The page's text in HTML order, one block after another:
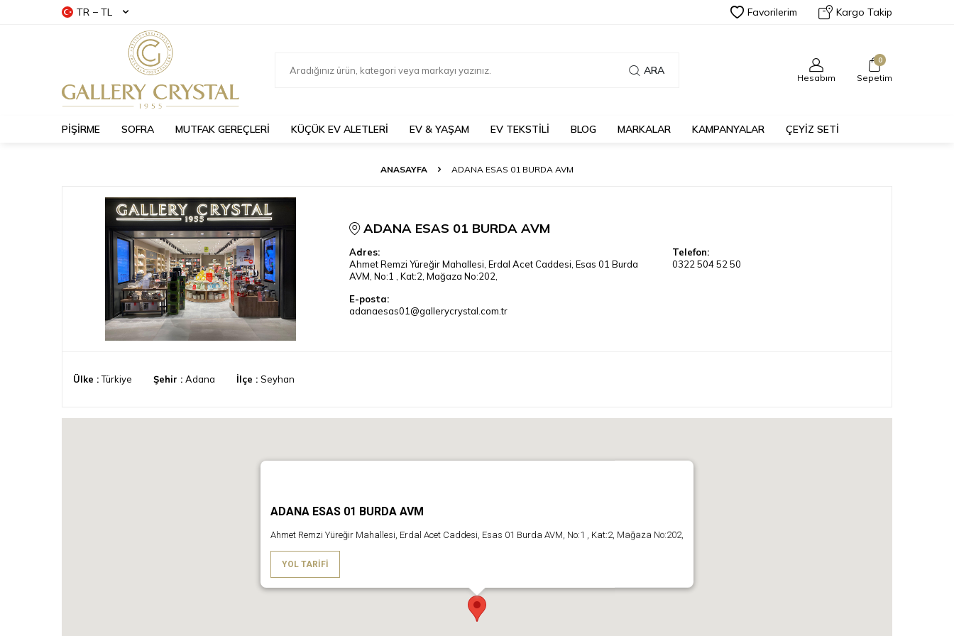
TR − TL Favorilerim Kargo Takip
ARA
Hesabım
0
Sepetim
PİŞİRME SOFRA MUTFAK GEREÇLERİ KÜÇÜK EV ALETLERİ EV & YAŞAM EV TEKSTİLİ BLOG MARKALAR KAMPANYALAR ÇEYİZ SETİ
ANASAYFA ADANA ESAS 01 BURDA AVM
ADANA ESAS 01 BURDA AVM
Adres:
Ahmet Remzi Yüreğir Mahallesi, Erdal Acet Caddesi, Esas 01 Burda
AVM, No:1 , Kat:2, Mağaza No:202,
Telefon:
0322 504 52 50
E-posta:
adanaesas01@gallerycrystal.com.tr
Ülke :Türkiye Şehir : Adana İlçe : Seyhan
ADANA ESAS 01 BURDA AVM
Ahmet Remzi Yüreğir Mahallesi, Erdal Acet Caddesi, Esas 01 Burda AVM, No:1 , Kat:2, Mağaza No:202,
YOL TARIFI